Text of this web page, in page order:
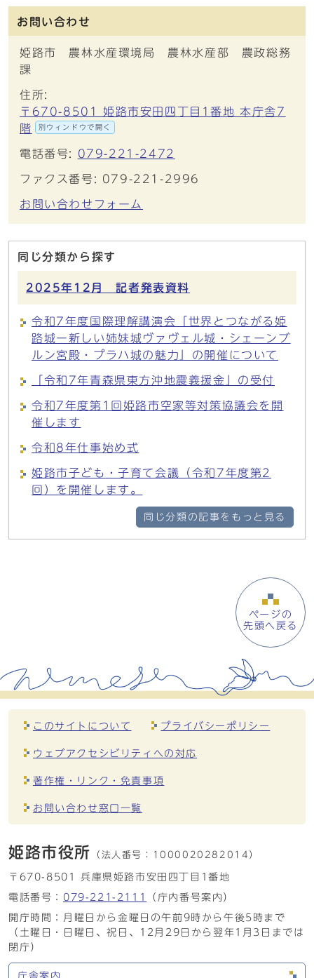
お問い合わせ
姫路市 農林水産環境局 農林水産部 農政総務
課
住所:
〒670-8501 姫路市安田四丁目1番地 本庁舎7
階
別ウィンドウで開く
電話番号: 079-221-2472
ファクス番号: 079-221-2996
お問い合わせフォーム
同じ分類から探す
2025年12月 記者発表資料
令和7年度国際理解講演会「世界とつながる姫
路城ー新しい姉妹城ヴァヴェル城・シェーンブ
ルン宮殿・プラハ城の魅力」の開催について
「令和7年青森県東方沖地震義援金」の受付
令和7年度第1回姫路市空家等対策協議会を開
催します
令和8年仕事始め式
姫路市子ども・子育て会議（令和7年度第2
回）を開催します。
同じ分類の記事をもっと見る
ページの
先頭へ戻る
このサイトについて プライバシーポリシー
ウェブアクセシビリティへの対応
著作権・リンク・免責事項
お問い合わせ窓口一覧
姫路市役所 （法人番号： 1000020282014）
〒670-8501 兵庫県姫路市安田四丁目1番地
電話番号： 079-221-2111
（庁内番号案内）
開庁時間：月曜日から金曜日の午前9時から午後5時まで
（土曜日・日曜日、祝日、12月29日から翌年1月3日までは
閉庁）
庁舎案内